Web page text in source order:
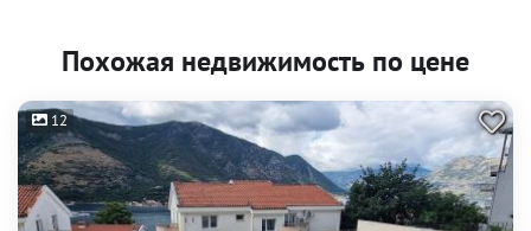
Похожая недвижимость по цене
12